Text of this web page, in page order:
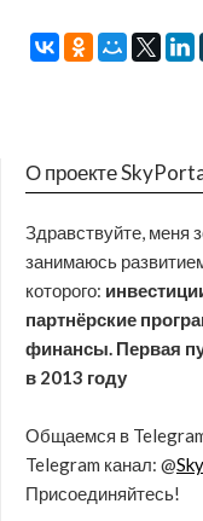
О проекте
Здравствуйте, меня
занимаюсь
которого:
партнёрские
финансы. Первая
в 2013 году
Общаемся в Telegram
Telegram канал: @
Присоединяйтесь!